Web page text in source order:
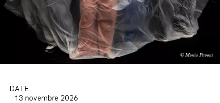
DATE
13 novembre 2026